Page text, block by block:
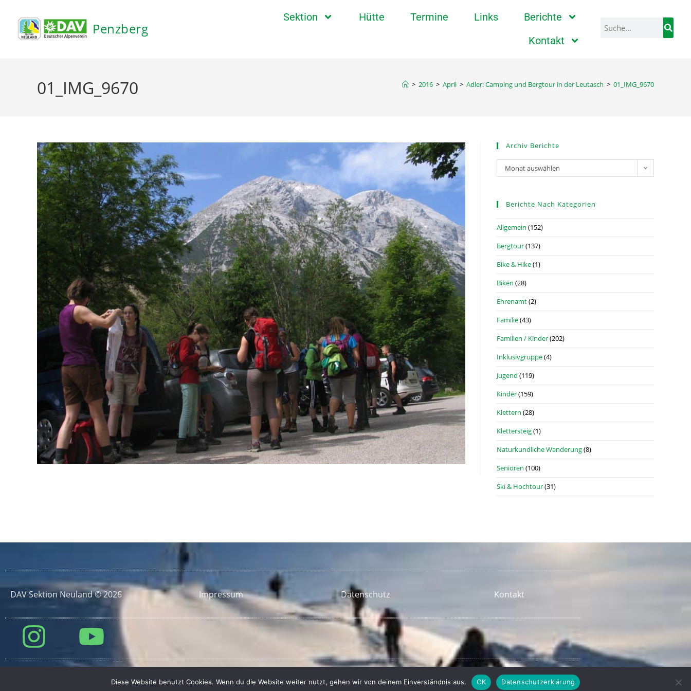
Penzberg
Sektion Hütte Termine Links
Berichte
Kontakt
01_IMG_9670 > 2016 > April > Adler: Camping und Bergtour in der Leutasch > 01_IMG_9670
Archiv Berichte
Monat auswählen
Berichte Nach Kategorien
Allgemein (152)
Bergtour(137)
Bike & Hike(1)
Biken (28)
Ehrenamt(2)
Familie(43)
Familien / Kinder(202)
Inklusivgruppe(4)
Jugend (119)
Kinder(159)
Klettern (28)
Klettersteig(1)
Naturkundliche Wanderung(8)
Senioren (100)
Ski & Hochtour(31)
DAV Sektion Neuland © 2026 Impressum Datenschutz Kontakt
Diese Website benutzt Cookies. Wenn du die Website weiter nutzt, gehen wir von deinem Einverständnis aus. OK Datenschutzerklärung